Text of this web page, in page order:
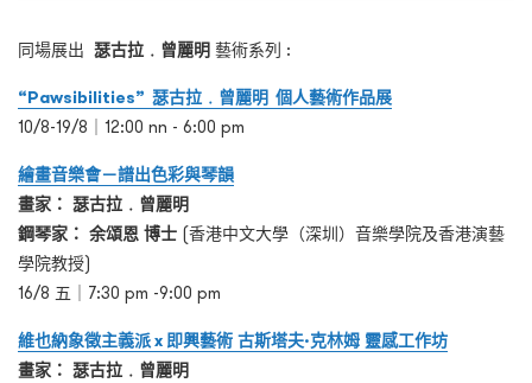
同場展出 瑟古拉﹒曾麗明 藝術系列 :
“Pawsibilities” 瑟古拉﹒曾麗明 個人藝術作品展
10/8-19/8｜12:00 nn - 6:00 pm
繪畫音樂會－譜出色彩與琴韻
畫家： 瑟古拉﹒曾麗明
鋼琴家： 余頌恩 博士 (香港中文大學（深圳）音樂學院及香港演藝
學院教授)
16/8 五｜7:30 pm -9:00 pm
維也納象徵主義派x 即興藝術 古斯塔夫·克林姆 靈感工作坊
畫家： 瑟古拉﹒曾麗明